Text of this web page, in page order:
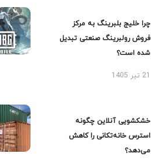
چرا خلیج بلبرینگ به مرکز
فروش رولبرینگ صنعتی تبدیل
شده است؟
21 تیر 1405
خشکشویی آنلاین چگونه
استرس خانه‌تکانی را کاهش
می‌دهد؟